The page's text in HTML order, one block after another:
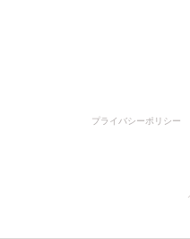
プライバシーポリシー